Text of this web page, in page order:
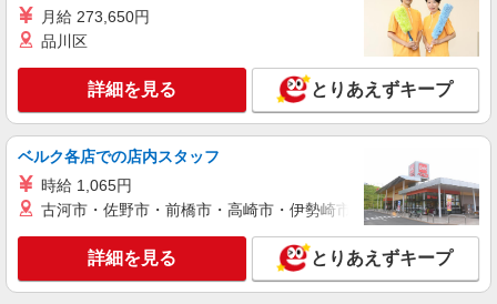
制手当／住宅手当（実家外かつ賃貸の場合のみ別
途支給）※試用期間明けから支給／特別手当 ※手
当の種類はエリアにより異なります。詳細は面接
時にお尋ねください。
正社員
LILLIAN CARAT(リリアン カラット）横浜ジョイナス店
未経験歓迎のアパレル販売スタッフ
未経験：月給243,800円〜400,000円 経験者
（店長候補）：月給300,000円〜 ※試用期間中は
270,000円〜 ★固定残業手当：30,800円（月給に
あたり20時間、超過時は追加で残業手当支給 ※月
3万円まで交通費支給 ※試用期間（2〜3ヶ月）も
同条件 【手当】固定残業手当／資格手当／店舗職
制手当／住宅手当（実家外かつ賃貸の場合のみ別
途支給）※試用期間明けから支給／特別手当 ※手
≪ジョイナス店≫ 神奈川県横浜市西区南幸1-4
キープ 詳細を見る
アルバイト パート
月給 273,650円
品川区
詳細を見る とりあえずキープ
ベルク各店での店内スタッフ
時給 1,065円
古河市・佐野市・前橋市・高崎市・伊勢崎市・太田市・館林市
詳細を見る とりあえずキープ